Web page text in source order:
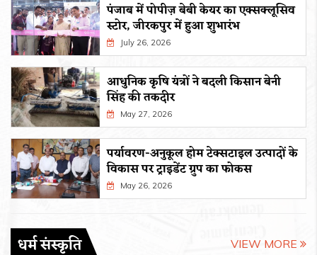
पंजाब में पोपीज़ बेबी केयर का एक्सक्लूसिव
स्टोर, जीरकपुर में हुआ शुभारंभ
July 26, 2026
आधुनिक कृषि यंत्रों ने बदली किसान बेनी
सिंह की तकदीर
May 27, 2026
पर्यावरण-अनुकूल होम टेक्सटाइल उत्पादों के
विकास पर ट्राइडेंट ग्रुप का फोकस
May 26, 2026
धर्म संस्कृति VIEW MORE